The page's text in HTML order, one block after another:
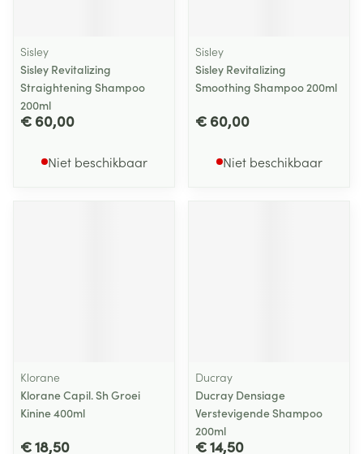
Sisley
Sisley Revitalizing
Straightening Shampoo
200ml
€ 60,00
Niet beschikbaar
Sisley
Sisley Revitalizing
Smoothing Shampoo 200ml
€ 60,00
Niet beschikbaar
Klorane
Klorane Capil. Sh Groei
Kinine 400ml
€ 18,50
Ducray
Ducray Densiage
Verstevigende Shampoo
200ml
€ 14,50